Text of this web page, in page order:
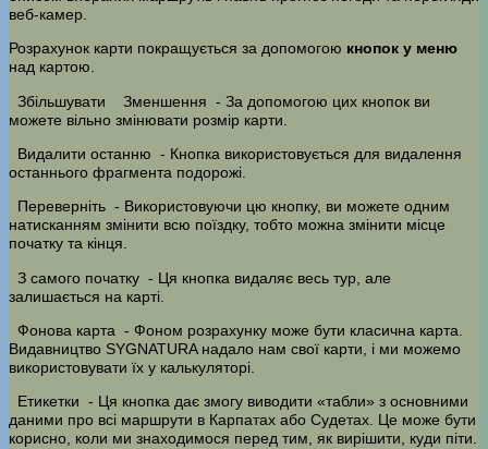
веб-камер.
Розрахунок карти покращується за допомогою кнопок у меню
над картою.
Збільшувати
Зменшення - За допомогою цих кнопок ви
можете вільно змінювати розмір карти.
Видалити останню - Кнопка використовується для видалення
останнього фрагмента подорожі.
Переверніть - Використовуючи цю кнопку, ви можете одним
натисканням змінити всю поїздку, тобто можна змінити місце
початку та кінця.
З самого початку - Ця кнопка видаляє весь тур, але
залишається на карті.
Фонова карта - Фоном розрахунку може бути класична карта.
Видавництво SYGNATURA надало нам свої карти, і ми можемо
використовувати їх у калькуляторі.
Етикетки - Ця кнопка дає змогу виводити «табли» з основними
даними про всі маршрути в Карпатах або Судетах. Це може бути
корисно, коли ми знаходимося перед тим, як вирішити, куди піти.